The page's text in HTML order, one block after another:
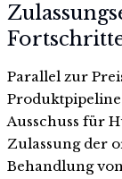
Parallel zur
Ausschuss für
Zulassung der
Behandlung